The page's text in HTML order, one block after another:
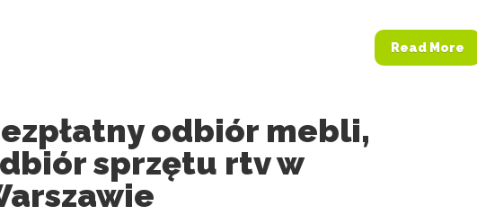
Read More
odbiór mebli,
sprzętu rtv w